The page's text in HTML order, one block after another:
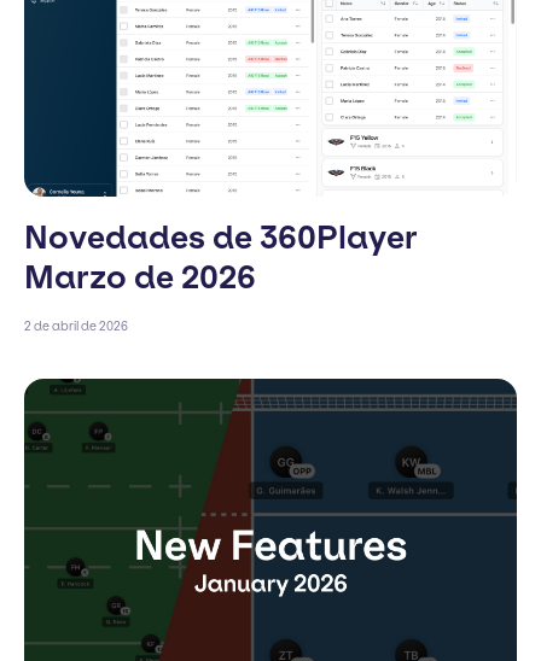
Novedades de 360Player
Marzo de 2026
2 de abril de 2026